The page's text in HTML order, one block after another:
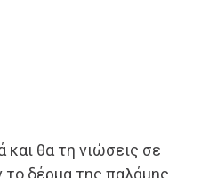
και θα τη νιώσεις σε
το δέρμα της παλάμης